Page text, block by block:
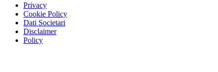
Privacy
Cookie Policy
Dati Societari
Disclaimer
Policy